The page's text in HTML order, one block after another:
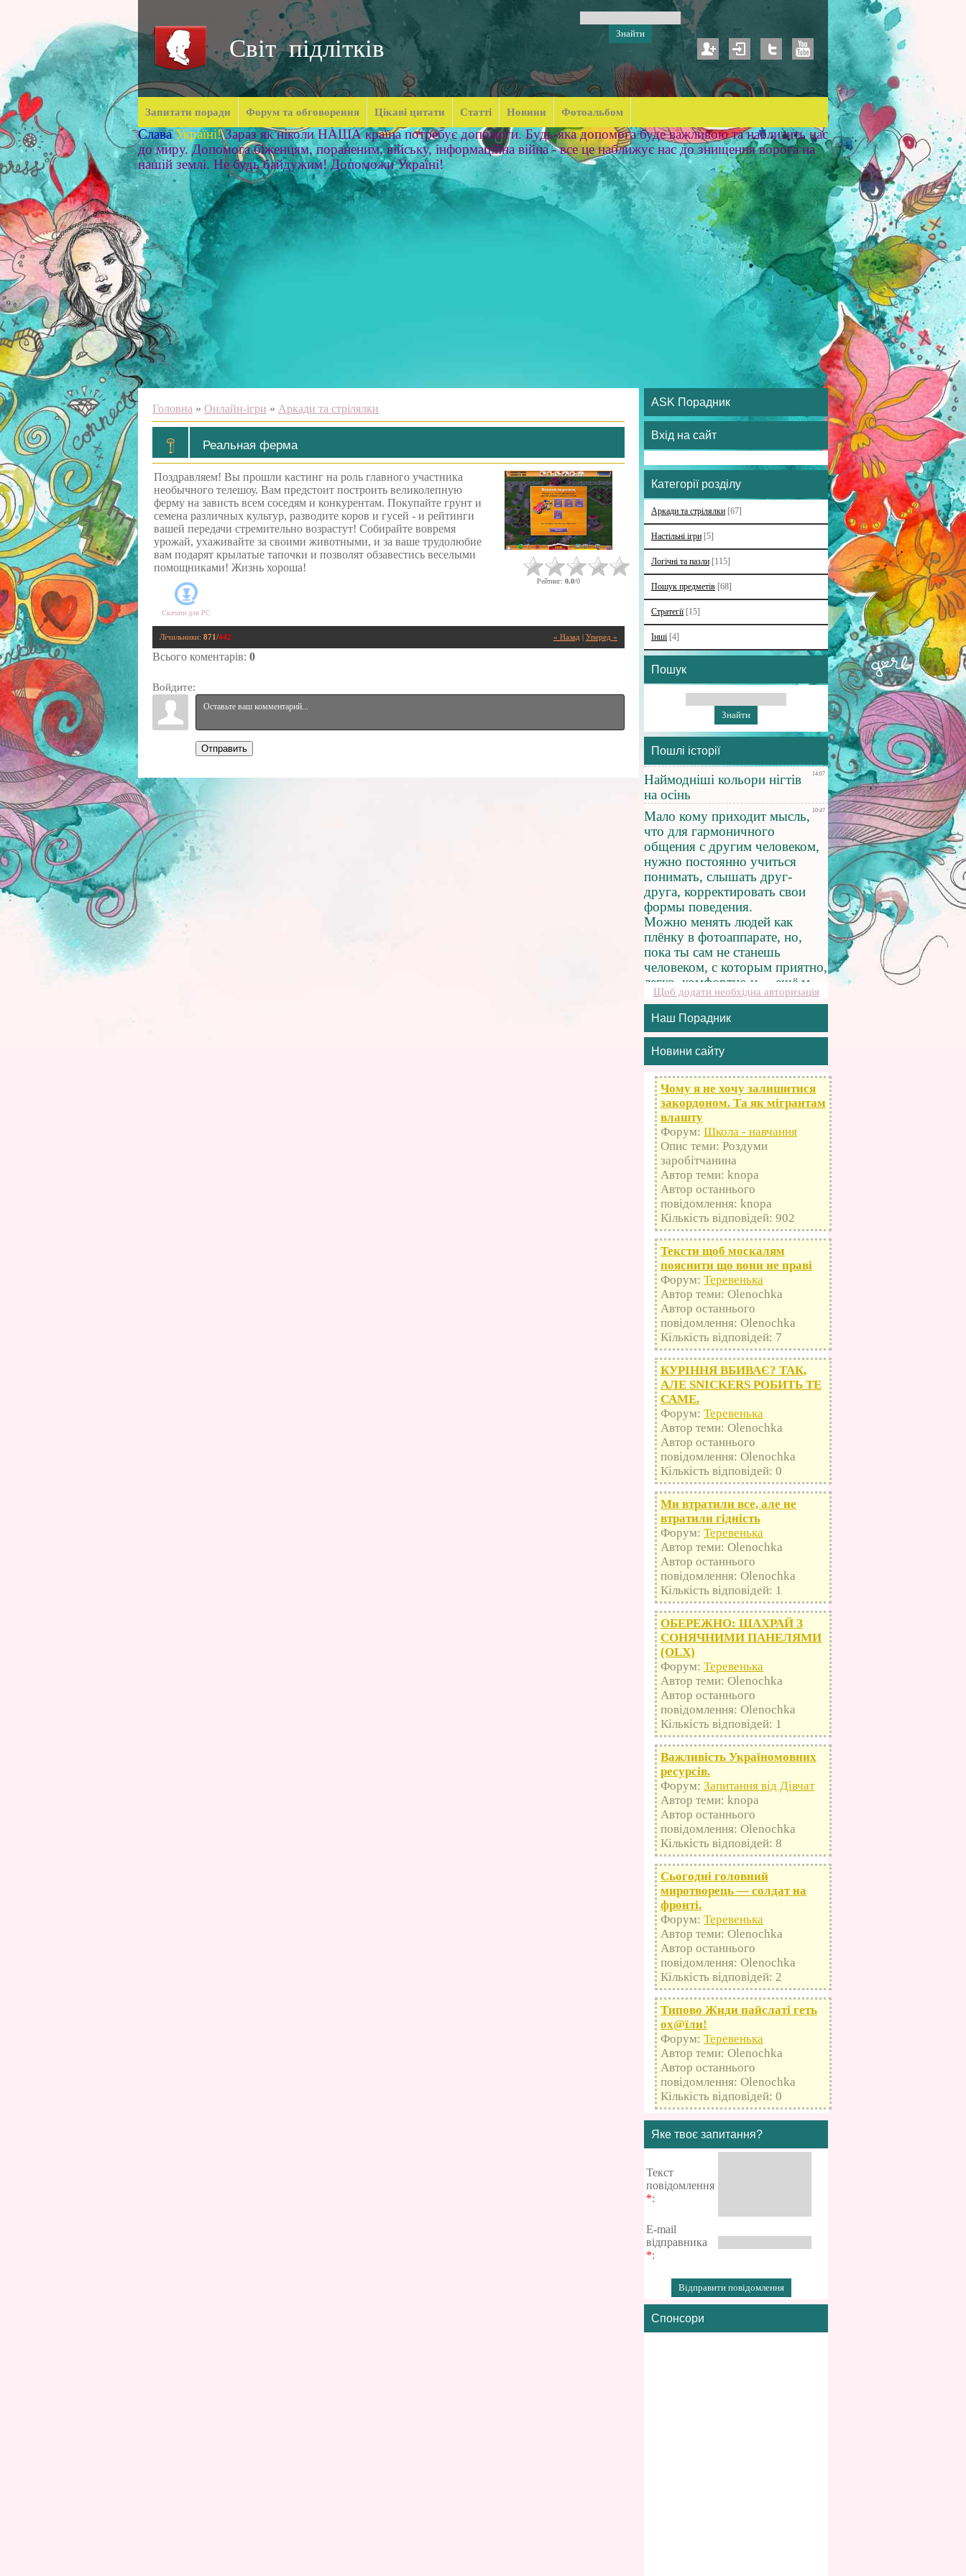
Світ підлітків
Запитати поради Форум та обговорення Цікаві цитати Статті Новини Фотоальбом
Слава Україні! Зараз як ніколи НАША країна потребує допомоги. Будь-яка допомога буде важливою та наблизить нас
до миру. Допомога біженцям, пораненим, війську, інформаційна війна - все це наближує нас до знищення ворога на
нашій землі. Не будь байдужим! Допоможи Україні!
Головна » Онлайн-ігри » Аркади та стрілялки
Реальная ферма
Поздравляем! Вы прошли кастинг на роль главного участника
необычного телешоу. Вам предстоит построить великолепную
ферму на зависть всем соседям и конкурентам. Покупайте грунт и
семена различных культур, разводите коров и гусей - и рейтинги
вашей передачи стремительно возрастут! Собирайте вовремя
урожай, ухаживайте за своими животными, и за ваше трудолюбие
вам подарят крылатые тапочки и позволят обзавестись веселыми
помощниками! Жизнь хороша!
Скачати для PC
Рейтинг: 0.0/0
« Назад Уперед »
Лічильники: 871 /442
Всього коментарів: 0
Войдите:
Отправить
ASK Порадник
Вхід на сайт
Категорії розділу
Аркади та стрілялки [67]
Настільні ігри [5]
Логічні та пазли [115]
Пошук предметів [68]
Стратегії [15]
Інші [4]
Пошук
Пошлі історії
Щоб додати необхідна авторизація
Наш Порадник
Новини сайту
Чому я не хочу залишитися
закордоном. Та як мігрантам
влашту
Форум: Школа - навчання
Опис теми: Роздуми
заробітчанина
Автор теми: knopa
Автор останнього
повідомлення: knopa
Кількість відповідей: 902
Тексти щоб москалям
пояснити що вони не праві
Форум: Теревенька
Автор теми: Olenochka
Автор останнього
повідомлення: Olenochka
Кількість відповідей: 7
КУРІННЯ ВБИВАЄ? ТАК,
АЛЕ SNICKERS РОБИТЬ ТЕ
САМЕ.
Форум: Теревенька
Автор теми: Olenochka
Автор останнього
повідомлення: Olenochka
Кількість відповідей: 0
Ми втратили все, але не
втратили гідність
Форум: Теревенька
Автор теми: Olenochka
Автор останнього
повідомлення: Olenochka
Кількість відповідей: 1
ОБЕРЕЖНО: ШАХРАЙ З
СОНЯЧНИМИ ПАНЕЛЯМИ
(OLX)
Форум: Теревенька
Автор теми: Olenochka
Автор останнього
повідомлення: Olenochka
Кількість відповідей: 1
Важливість Україномовних
ресурсів.
Форум: Запитання від Дівчат
Автор теми: knopa
Автор останнього
повідомлення: Olenochka
Кількість відповідей: 8
Сьогодні головний
миротворець — солдат на
фронті.
Форум: Теревенька
Автор теми: Olenochka
Автор останнього
повідомлення: Olenochka
Кількість відповідей: 2
Типово Жиди пайслаті геть
оx@їли!
Форум: Теревенька
Автор теми: Olenochka
Автор останнього
повідомлення: Olenochka
Кількість відповідей: 0
Яке твоє запитання?
Текст
повідомлення
*:
E-mail
відправника
*:
Спонсори